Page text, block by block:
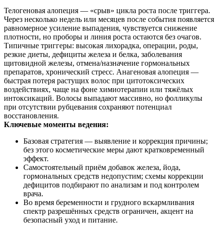
Телогеновая алопеция — «срыв» цикла роста после триггера.
Через несколько недель или месяцев после события появляется
равномерное усиление выпадения, чувствуется снижение
плотности, но проборы и линия роста остаются без очагов.
Типичные триггеры: высокая лихорадка, операции, роды,
резкие диеты, дефициты железа и белка, заболевания
щитовидной железы, отмена/назначение гормональных
препаратов, хронический стресс. Анагеновая алопеция —
быстрая потеря растущих волос при цитотоксических
воздействиях, чаще на фоне химиотерапии или тяжёлых
интоксикаций. Волосы выпадают массивно, но фолликулы
при отсутствии рубцевания сохраняют потенциал
восстановления.
Ключевые моменты ведения:
Базовая стратегия — выявление и коррекция причины;
без этого косметические меры дают кратковременный
эффект.
Самостоятельный приём добавок железа, йода,
гормональных средств недопустим; схемы коррекции
дефицитов подбирают по анализам и под контролем
врача.
Во время беременности и грудного вскармливания
спектр разрешённых средств ограничен, акцент на
безопасный уход и питание.